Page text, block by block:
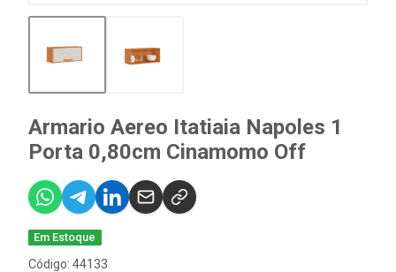
Armario Aereo Itatiaia Napoles 1
Porta 0,80cm Cinamomo Off
Em Estoque
Código: 44133